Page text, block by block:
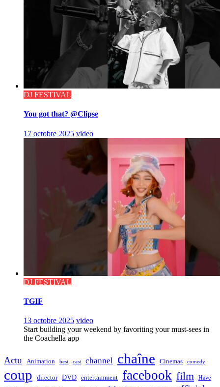
DJ FESTIVAL
You got that? @Clipse
17 octobre 2025 video
DJ FESTIVAL
TGIF
13 octobre 2025 video
Start building your weekend by favoriting your must-sees in
the Coachella app
Actu Animation best cast channel chaîne Cinemas comedy
coup director DVD entertainment facebook film Have